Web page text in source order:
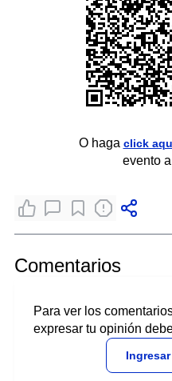
O haga click
evento
Comentarios
Para ver los
expresar tu opinión